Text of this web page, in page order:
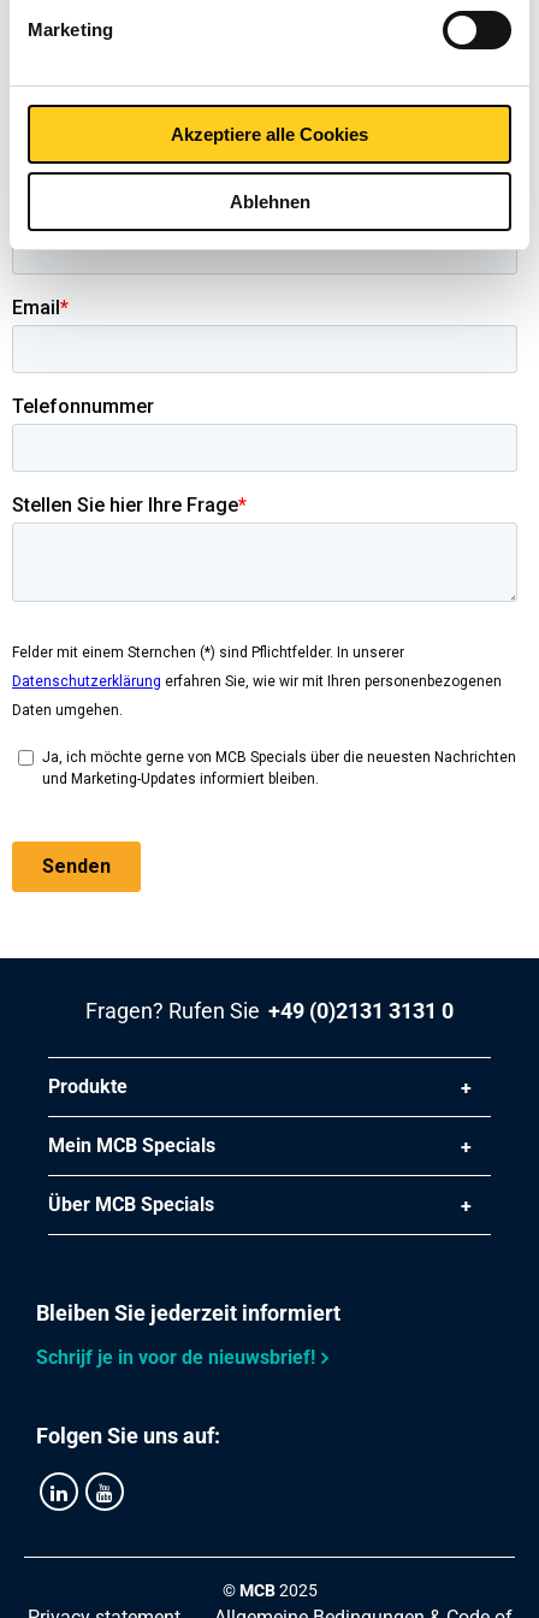
Marketing
Akzeptiere alle Cookies
Ablehnen
Fragen? Rufen Sie +49 (0)2131 3131 0
Produkte
Mein MCB Specials
Über MCB Specials
Bleiben Sie jederzeit informiert
Schrijf je in voor de nieuwsbrief!
Folgen Sie uns auf:
©MCB2025